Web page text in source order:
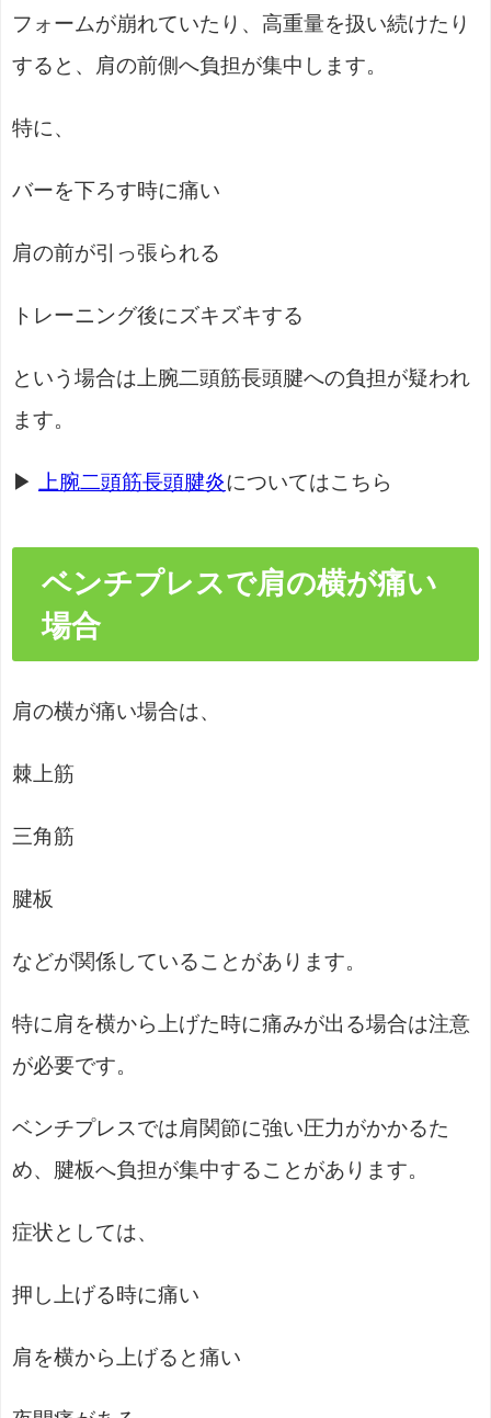
フォームが崩れていたり、高重量を扱い続けたり
すると、肩の前側へ負担が集中します。
特に、
バーを下ろす時に痛い
肩の前が引っ張られる
トレーニング後にズキズキする
という場合は上腕二頭筋長頭腱への負担が疑われ
ます。
▶ 上腕二頭筋長頭腱炎についてはこちら
ベンチプレスで肩の横が痛い
場合
肩の横が痛い場合は、
棘上筋
三角筋
腱板
などが関係していることがあります。
特に肩を横から上げた時に痛みが出る場合は注意
が必要です。
ベンチプレスでは肩関節に強い圧力がかかるた
め、腱板へ負担が集中することがあります。
症状としては、
押し上げる時に痛い
肩を横から上げると痛い